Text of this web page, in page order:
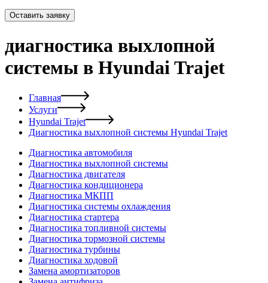
Оставить заявку
диагностика выхлопной
системы в Hyundai Trajet
Главная
Услуги
Hyundai Trajet
Диагностика выхлопной системы Hyundai Trajet
Диагностика автомобиля
Диагностика выхлопной системы
Диагностика двигателя
Диагностика кондиционера
Диагностика МКПП
Диагностика системы охлаждения
Диагностика стартера
Диагностика топливной системы
Диагностика тормозной системы
Диагностика турбины
Диагностика ходовой
Замена амортизаторов